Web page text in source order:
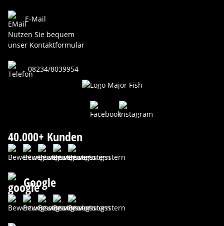
E-Mail
Nutzen Sie bequem
unser Kontaktformular
08234/8039954
40.000+ Kunden
Google